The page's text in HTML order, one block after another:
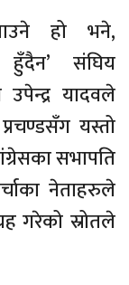
हो भने,
हुँदैन’ संघिय
यादवले
यस्तो
सभापति
नेताहरुले
गरेको स्रोतले